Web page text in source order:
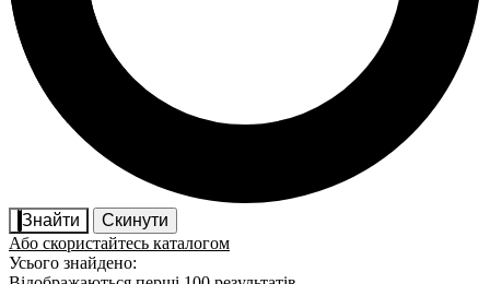
Знайти
Скинути
Або скористайтесь каталогом
Усього знайдено: